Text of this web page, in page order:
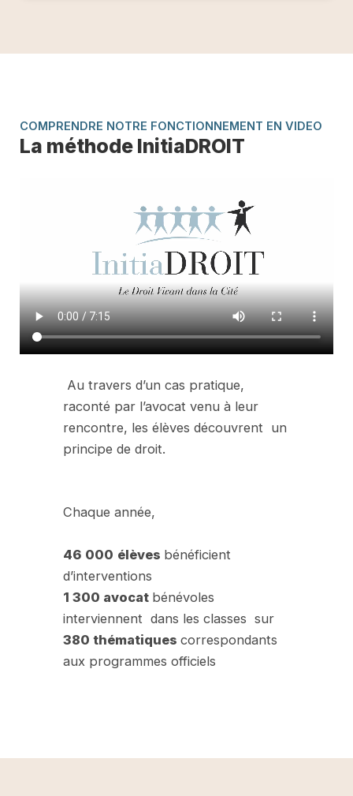
COMPRENDRE NOTRE FONCTIONNEMENT EN VIDEO
La méthode InitiaDROIT
Au travers d’un cas pratique,
raconté par l’avocat venu à leur
rencontre, les élèves découvrent un
principe de droit.
Chaque année,
46 000 élèves bénéficient
d’interventions
1 300 avocat bénévoles
interviennent dans les classes sur
380 thématiquescorrespondants
aux programmes officiels